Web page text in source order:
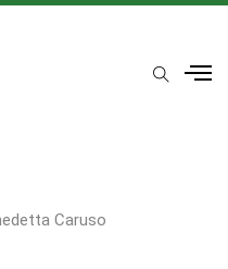
Caruso